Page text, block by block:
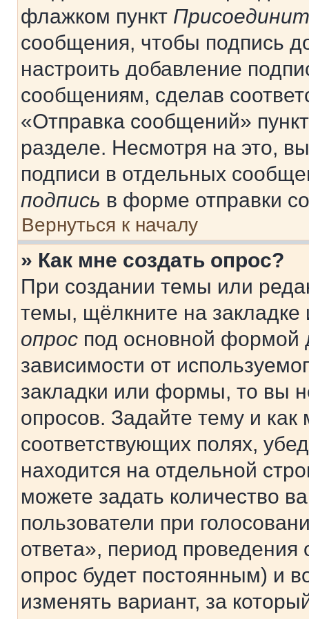
флажком пункт
сообщения, чтобы подпись
настроить добавление
сообщениям, сделав
«Отправка сообщений»
разделе. Несмотря на это,
подписи в отдельных
подпись в форме отправки
Вернуться к началу
» Как мне создать опрос?
При создании темы или
темы, щёлкните на
опрос под основной формой
зависимости от
закладки или формы, то вы
опросов. Задайте тему и
соответствующих полях,
находится на отдельной
можете задать количество
пользователи при
ответа», период проведения
опрос будет постоянным) и
изменять вариант, за